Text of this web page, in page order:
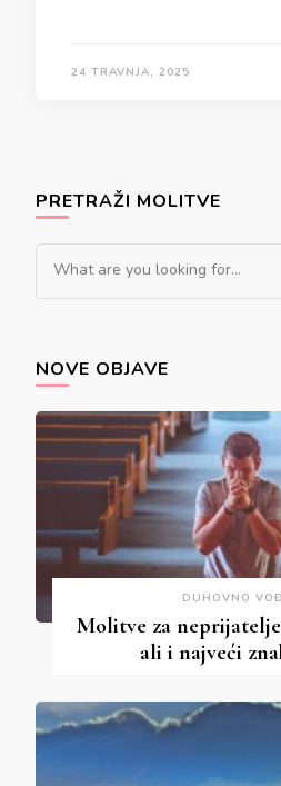
24 TRAVNJA, 2025
PRETRAŽI MOLITVE
Looking
for
NOVE OBJAVE
DUHOVNO
Molitve za
ali i najveći